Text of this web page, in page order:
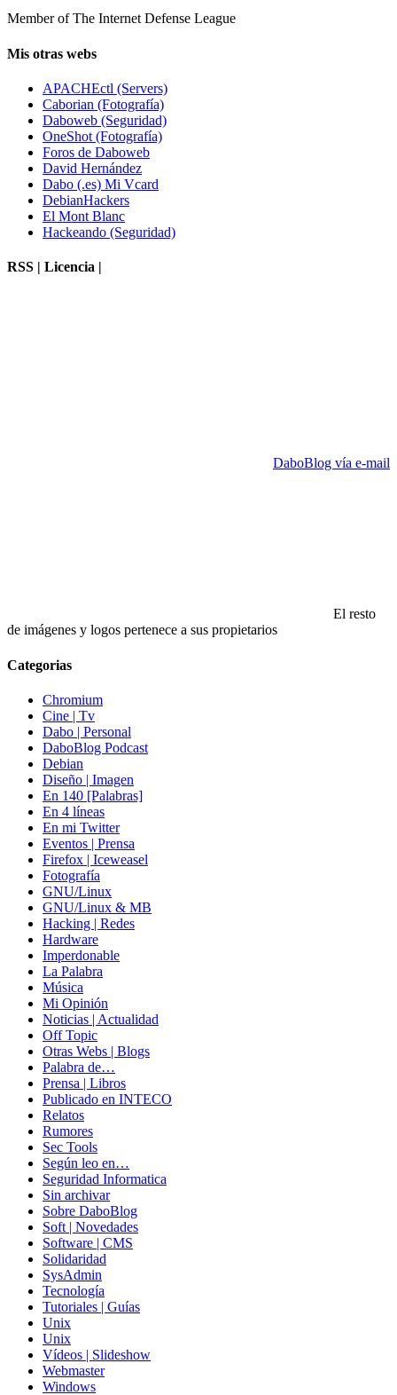
Member of The Internet Defense League
Mis otras webs
APACHEctl (Servers)
Caborian (Fotografía)
Daboweb (Seguridad)
OneShot (Fotografía)
Foros de Daboweb
David Hernández
Dabo (.es) Mi Vcard
DebianHackers
El Mont Blanc
Hackeando (Seguridad)
RSS | Licencia |
DaboBlog vía e-mail
El resto
de imágenes y logos pertenece a sus propietarios
Categorias
Chromium
Cine | Tv
Dabo | Personal
DaboBlog Podcast
Debian
Diseño | Imagen
En 140 [Palabras]
En 4 líneas
En mi Twitter
Eventos | Prensa
Firefox | Iceweasel
Fotografía
GNU/Linux
GNU/Linux & MB
Hacking | Redes
Hardware
Imperdonable
La Palabra
Música
Mi Opinión
Noticias | Actualidad
Off Topic
Otras Webs | Blogs
Palabra de…
Prensa | Libros
Publicado en INTECO
Relatos
Rumores
Sec Tools
Según leo en…
Seguridad Informatica
Sin archivar
Sobre DaboBlog
Soft | Novedades
Software | CMS
Solidaridad
SysAdmin
Tecnología
Tutoriales | Guías
Unix
Unix
Vídeos | Slideshow
Webmaster
Windows